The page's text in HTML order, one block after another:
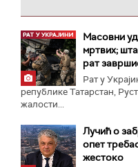
Масовни
мртвих;
рат
Рат у
републике Татарстан,
жалости...
Лучић о
опет
жестоко